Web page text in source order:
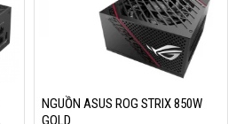
NGUỒN ASUS ROG STRIX 850W
GOLD